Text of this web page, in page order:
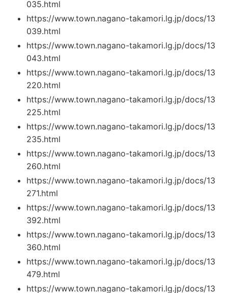
035.html
https://www.town.nagano-takamori.lg.jp/docs/13
039.html
https://www.town.nagano-takamori.lg.jp/docs/13
043.html
https://www.town.nagano-takamori.lg.jp/docs/13
220.html
https://www.town.nagano-takamori.lg.jp/docs/13
225.html
https://www.town.nagano-takamori.lg.jp/docs/13
235.html
https://www.town.nagano-takamori.lg.jp/docs/13
260.html
https://www.town.nagano-takamori.lg.jp/docs/13
271.html
https://www.town.nagano-takamori.lg.jp/docs/13
392.html
https://www.town.nagano-takamori.lg.jp/docs/13
360.html
https://www.town.nagano-takamori.lg.jp/docs/13
479.html
https://www.town.nagano-takamori.lg.jp/docs/13